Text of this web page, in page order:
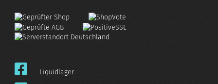
Liquidlager